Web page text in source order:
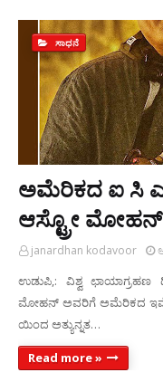
ಸಾಧನೆ
ಅಮೆರಿಕದ ಐ ಸಿ
ಆಸ್ಟ್ರೋ
janardhan kodavoor
ಉಡುಪಿ,: ವಿಶ್ವ ಛಾಯಾಗ್ರಹಣ
ಮೋಹನ್ ಅವರಿಗೆ ಅಮೆರಿಕದ
ಯಿಂದ ಅತ್ಯುನ್ನತ…
Read more »